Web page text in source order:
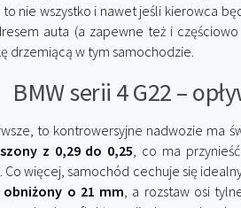
nie wszystko i nawet jeśli kierowca
auta (a zapewne też i
drzemiącą w tym samochodzie.
BMW serii 4 G22 –
to kontrowersyjne nadwozie ma
z 0,29 do 0,25 , co ma
Co więcej, samochód cechuje się
obniżony o 21 mm , a rozstaw osi